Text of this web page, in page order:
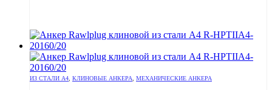
ИЗ СТАЛИ А4 КЛИНОВЫЕ АНКЕРА МЕХАНИЧЕСКИЕ АНКЕРА